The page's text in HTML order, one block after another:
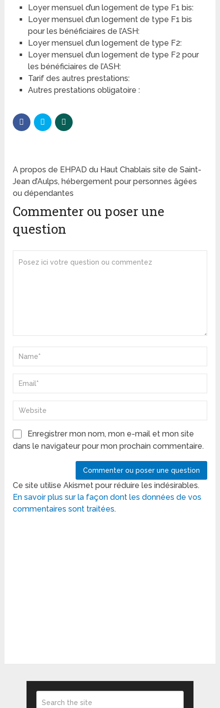
Loyer mensuel d’un logement de type F1 bis:
Loyer mensuel d’un logement de type F1 bis
pour les bénéficiaires de l’ASH:
Loyer mensuel d’un logement de type F2:
Loyer mensuel d’un logement de type F2 pour
les bénéficiaires de l’ASH:
Tarif des autres prestations:
Autres prestations obligatoire :
A propos de EHPAD du Haut Chablais site de Saint-
Jean d’Aulps, hébergement pour personnes âgées
ou dépendantes
Commenter ou poser une
question
Enregistrer mon nom, mon e-mail et mon site
dans le navigateur pour mon prochain commentaire.
Ce site utilise Akismet pour réduire les indésirables.
En savoir plus sur la façon dont les données de vos
commentaires sont traitées.